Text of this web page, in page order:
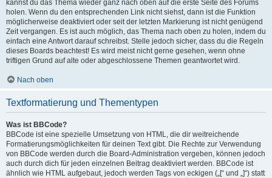
kannst du das Thema wieder ganz nach oben auf die erste Seite des Forums
holen. Wenn du den entsprechenden Link nicht siehst, dann ist die Funktion
möglicherweise deaktiviert oder seit der letzten Markierung ist nicht genügend
Zeit vergangen. Es ist auch möglich, das Thema nach oben zu holen, indem du
einfach eine Antwort darauf schreibst. Stelle jedoch sicher, dass du die Regeln
dieses Boards beachtest! Es wird meist nicht gerne gesehen, wenn ohne
triftigen Grund auf alte oder abgeschlossene Themen geantwortet wird.
Nach oben
Textformatierung und Thementypen
Was ist BBCode?
BBCode ist eine spezielle Umsetzung von HTML, die dir weitreichende
Formatierungsmöglichkeiten für deinen Text gibt. Die Rechte zur Verwendung
von BBCode werden durch die Board-Administration vergeben, können jedoch
auch durch dich für jeden einzelnen Beitrag deaktiviert werden. BBCode ist
ähnlich wie HTML aufgebaut, jedoch werden Tags von eckigen („[“ und „]“) statt